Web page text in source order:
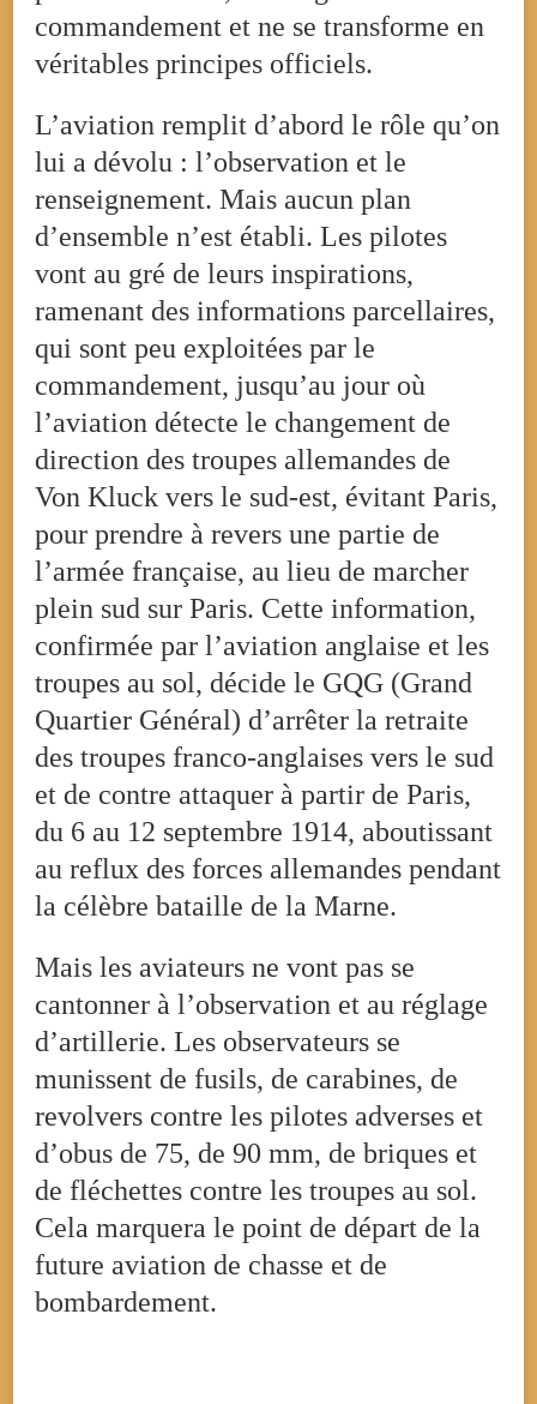
commandement et ne se transforme en
véritables principes officiels.
L’aviation remplit d’abord le rôle qu’on
lui a dévolu : l’observation et le
renseignement. Mais aucun plan
d’ensemble n’est établi. Les pilotes
vont au gré de leurs inspirations,
ramenant des informations parcellaires,
qui sont peu exploitées par le
commandement, jusqu’au jour où
l’aviation détecte le changement de
direction des troupes allemandes de
Von Kluck vers le sud-est, évitant Paris,
pour prendre à revers une partie de
l’armée française, au lieu de marcher
plein sud sur Paris. Cette information,
confirmée par l’aviation anglaise et les
troupes au sol, décide le GQG (Grand
Quartier Général) d’arrêter la retraite
des troupes franco-anglaises vers le sud
et de contre attaquer à partir de Paris,
du 6 au 12 septembre 1914, aboutissant
au reflux des forces allemandes pendant
la célèbre bataille de la Marne.
Mais les aviateurs ne vont pas se
cantonner à l’observation et au réglage
d’artillerie. Les observateurs se
munissent de fusils, de carabines, de
revolvers contre les pilotes adverses et
d’obus de 75, de 90 mm, de briques et
de fléchettes contre les troupes au sol.
Cela marquera le point de départ de la
future aviation de chasse et de
bombardement.